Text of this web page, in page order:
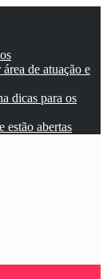
de atuação e
dicas para os
estão abertas